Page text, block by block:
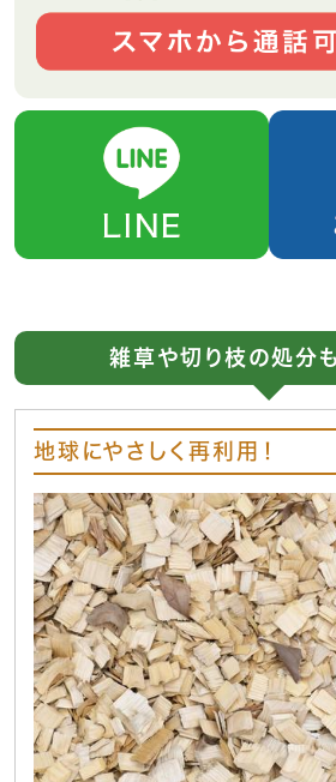
雑草や切り枝の処分
地球にやさしく再利用！